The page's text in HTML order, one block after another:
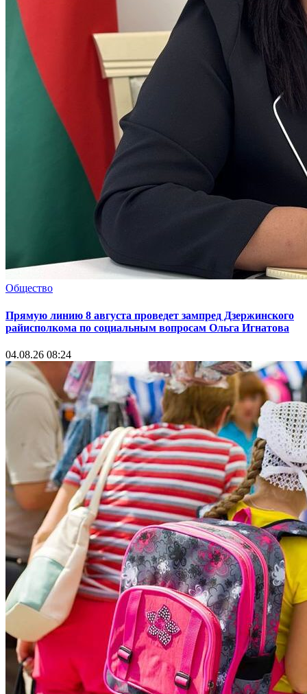
Общество
Прямую линию 8 августа проведет зампред Дзержинского
райисполкома по социальным вопросам Ольга Игнатова
04.08.26 08:24